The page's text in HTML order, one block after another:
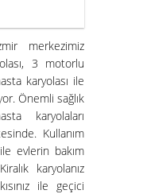
merkezimiz
3 motorlu
karyolası ile
Önemli sağlık
karyolaları
Kullanım
evlerin bakım
karyolanız
ile geçici